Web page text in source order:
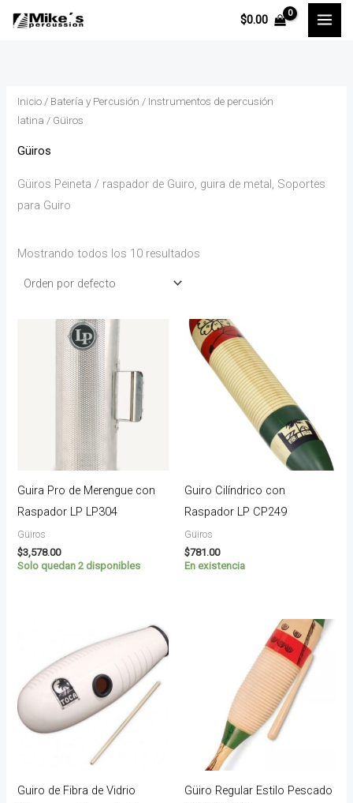
$0.00
Inicio / Batería y Percusión / Instrumentos de percusión
latina / Güiros
Güiros
Güiros Peineta / raspador de Guiro, guira de metal, Soportes
para Guiro
Mostrando todos los 10 resultados
Guira Pro de Merengue con
Raspador LP LP304
Güiros
$3,578.00
Solo quedan 2 disponibles
Guiro Cilíndrico con
Raspador LP CP249
Güiros
$781.00
En existencia
Guiro de Fibra de Vidrio
Güiro Regular Estilo Pescado